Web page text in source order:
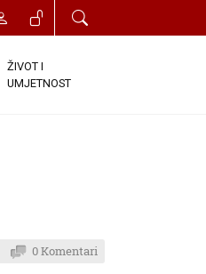
ŽIVOT I
UMJETNOST
0 Komentari